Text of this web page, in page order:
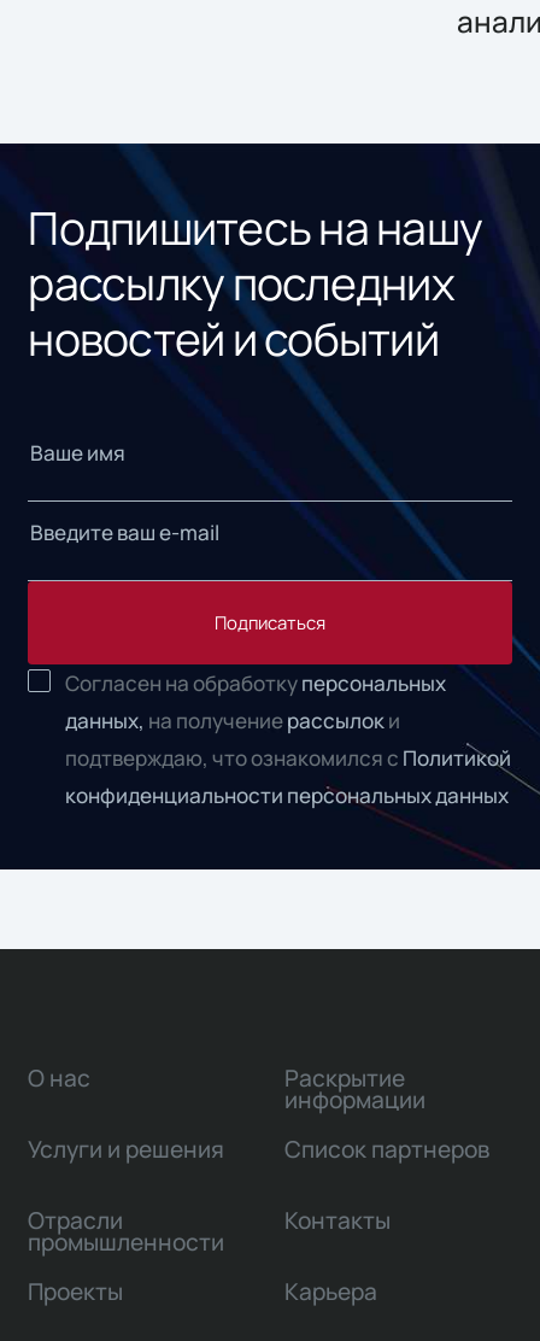
Подпишитесь на нашу
рассылку последних
новостей и событий
Подписаться
Согласен на обработкуперсональных
данных, на получениерассылоки
подтверждаю, что ознакомился с Политикой
конфиденциальности персональных данных
О нас
Услуги и решения
Отрасли
промышленности
Проекты
Раскрытие
информации
Список партнеров
Контакты
Карьера